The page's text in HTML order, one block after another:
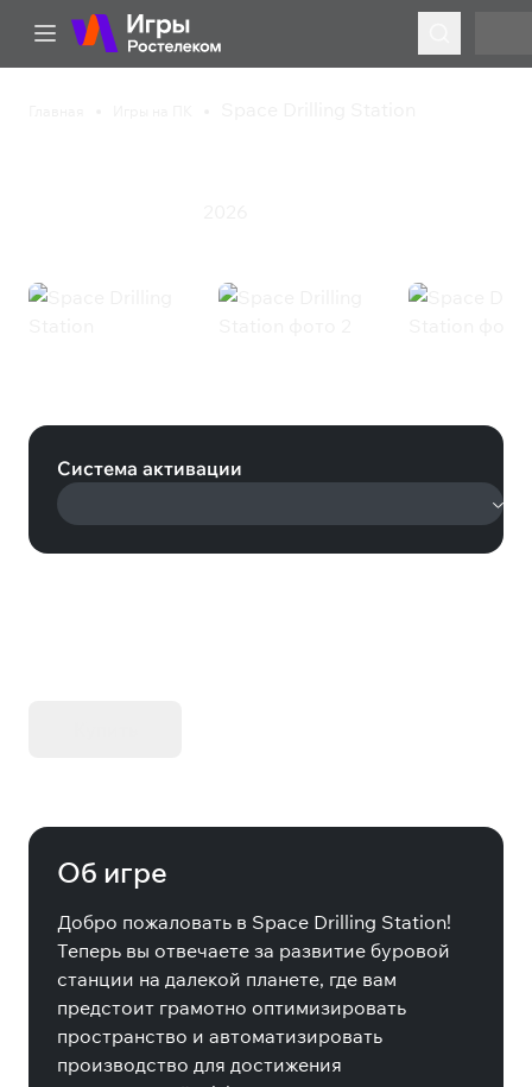
Система активации
Об игре
Добро пожаловать в Space Drilling Station!
Теперь вы отвечаете за развитие буровой
станции на далекой планете, где вам
предстоит грамотно оптимизировать
пространство и автоматизировать
производство для достижения